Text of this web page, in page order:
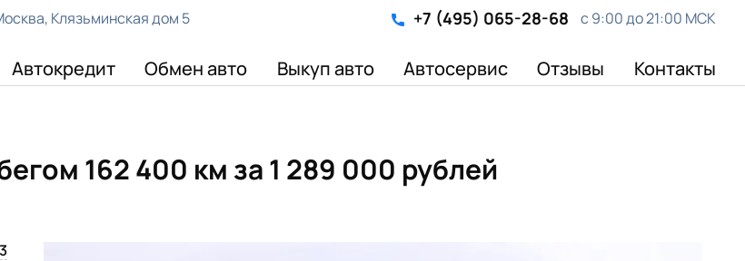
Клязьминская дом 5 +7 (495) 065-28-68 с 9:00 до 21:00 МСК
Автокредит Обмен авто Выкуп авто Автосервис Отзывы Контакты
162 400 км за 1 289 000 рублей